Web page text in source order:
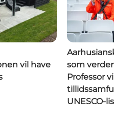
vil have
som
Professor
UNESCO-